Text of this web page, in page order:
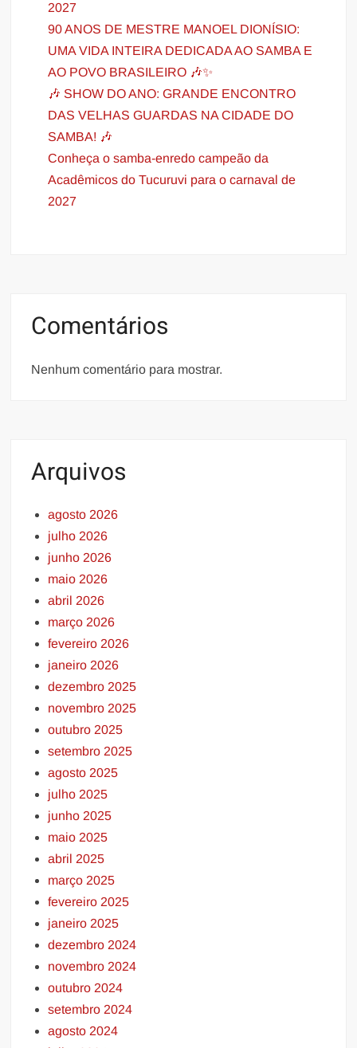
2027
90 ANOS DE MESTRE MANOEL DIONÍSIO:
UMA VIDA INTEIRA DEDICADA AO SAMBA E
AO POVO BRASILEIRO 🎶✨
🎶 SHOW DO ANO: GRANDE ENCONTRO
DAS VELHAS GUARDAS NA CIDADE DO
SAMBA! 🎶
Conheça o samba-enredo campeão da
Acadêmicos do Tucuruvi para o carnaval de
2027
Comentários
Nenhum comentário para mostrar.
Arquivos
agosto 2026
julho 2026
junho 2026
maio 2026
abril 2026
março 2026
fevereiro 2026
janeiro 2026
dezembro 2025
novembro 2025
outubro 2025
setembro 2025
agosto 2025
julho 2025
junho 2025
maio 2025
abril 2025
março 2025
fevereiro 2025
janeiro 2025
dezembro 2024
novembro 2024
outubro 2024
setembro 2024
agosto 2024